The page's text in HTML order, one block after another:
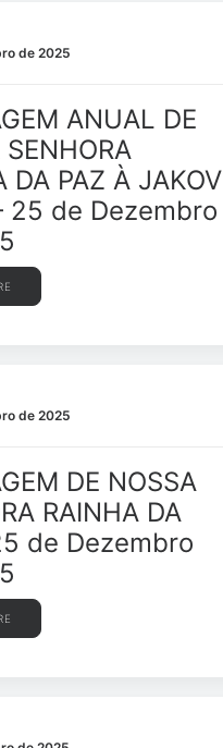
de 2025
ANUAL DE
SENHORA
DA PAZ À JAKOV
25 de Dezembro
de 2025
DE NOSSA
RAINHA DA
de Dezembro